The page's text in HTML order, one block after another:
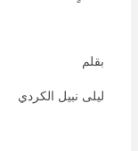
بقلم
ليلى نبيل الكردي